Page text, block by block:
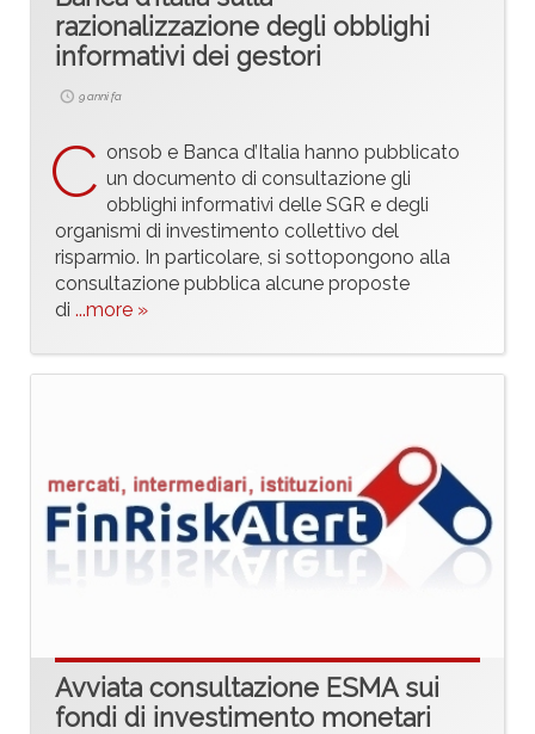
razionalizzazione degli obblighi
informativi dei gestori
9 anni fa
C onsob e Banca d’Italia hanno pubblicato
un documento di consultazione gli
obblighi informativi delle SGR e degli
organismi di investimento collettivo del
risparmio. In particolare, si sottopongono alla
consultazione pubblica alcune proposte
di ...more »
Avviata consultazione ESMA sui
fondi di investimento monetari